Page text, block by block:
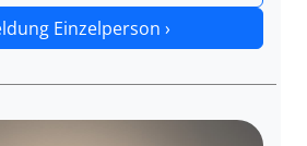
Einzelperson ›